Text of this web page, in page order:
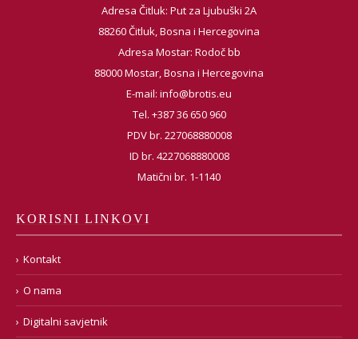
Adresa Čitluk: Put za Ljubuški 2A
88260 Čitluk, Bosna i Hercegovina
Adresa Mostar: Rodoč bb
88000 Mostar, Bosna i Hercegovina
E-mail: info@brotis.eu
Tel. +387 36 650 960
PDV br. 227068880008
ID br. 4227068880008
Matični br. 1-1140
KORISNI LINKOVI
Kontakt
O nama
Digitalni savjetnik